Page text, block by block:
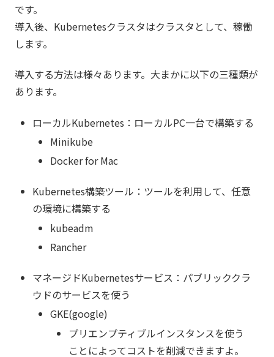
です。
導入後、Kubernetesクラスタはクラスタとして、稼働
します。
導入する方法は様々あります。大まかに以下の三種類が
あります。
ローカルKubernetes：ローカルPC一台で構築する
Minikube
Docker for Mac
Kubernetes構築ツール：ツールを利用して、任意
の環境に構築する
kubeadm
Rancher
マネージドKubernetesサービス：パブリッククラ
ウドのサービスを使う
GKE(google)
プリエンプティブルインスタンスを使う
ことによってコストを削減できますよ。